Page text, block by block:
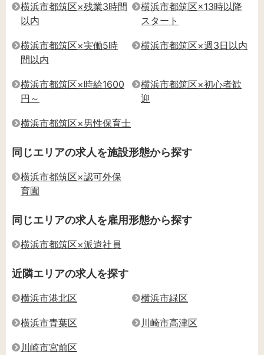
横浜市都筑区×残業3時間
以内
横浜市都筑区×13時以降
スタート
横浜市都筑区×実働5時
間以内
横浜市都筑区×週3日以内
横浜市都筑区×時給1600
円～
横浜市都筑区×初心者歓
迎
横浜市都筑区×男性保育士
同じエリアの求人を施設形態から探す
横浜市都筑区×認可外保
育園
同じエリアの求人を雇用形態から探す
横浜市都筑区×派遣社員
近隣エリアの求人を探す
横浜市港北区 横浜市緑区
横浜市青葉区 川崎市高津区
川崎市宮前区